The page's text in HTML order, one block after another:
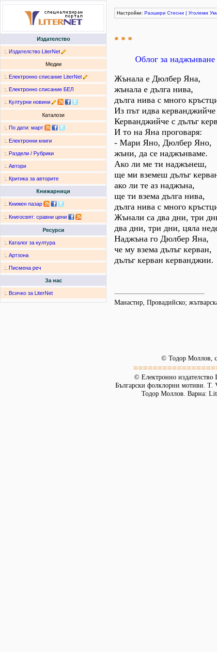
Издателство
:. Издателство LiterNet
Медии
:. Електронно списание LiterNet
:. Електронно списание БЕЛ
:. Културни новини
Каталози
:. По дати: март
:. Електронни книги
:. Раздели / Рубрики
:. Автори
:. Критика за авторите
Книжарници
:. Книжен пазар
:. Книгосвят: сравни цени
Ресурси
:. Каталог за култура
:. Артзона
:. Писмена реч
За нас
:. Всичко за LiterNet
Настройки: Разшири Стесни | Уголеми
* * *
Облог за
Жънала е Дюлбер Яна,
жънала е дълга нива,
дълга нива с много
Из път идва керванджийче
Керванджийче с дълъг
И то на Яна проговаря:
- Мари Яно, Дюлбер Яно,
жъни, да се наджънваме.
Ако ли ме ти наджънеш,
ще ми вземеш дълъг
ако ли те аз наджъна,
ще ти взема дълга нива,
дълга нива с много
Жънали са два дни, три
два дни, три дни, цяла
Наджъна го Дюлбер Яна,
че му взема дълъг керван,
дълъг керван керванджии.
Манастир, Провадийско;
© Тодор Моллов,
© Електронно издателство
Български фолклорни мотиви.
Тодор Моллов. Варна: